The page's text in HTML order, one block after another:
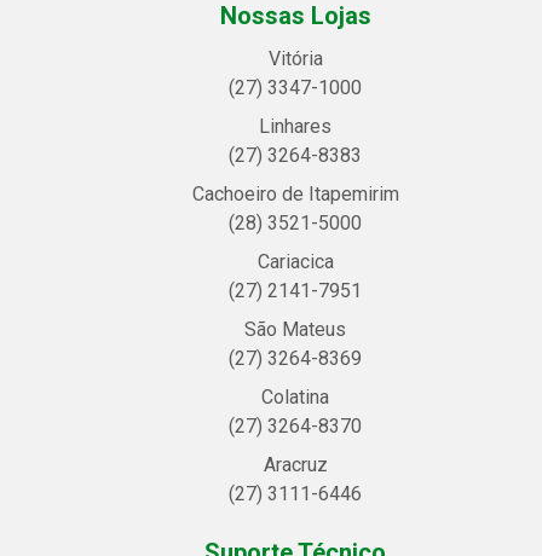
Nossas Lojas
Vitória
(27) 3347-1000
Linhares
(27) 3264-8383
Cachoeiro de Itapemirim
(28) 3521-5000
Cariacica
(27) 2141-7951
São Mateus
(27) 3264-8369
Colatina
(27) 3264-8370
Aracruz
(27) 3111-6446